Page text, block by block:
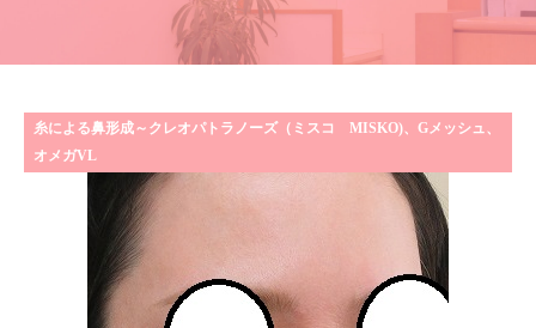
糸による鼻形成～クレオパトラノーズ（ミスコ MISKO)、Gメッシュ、
オメガVL